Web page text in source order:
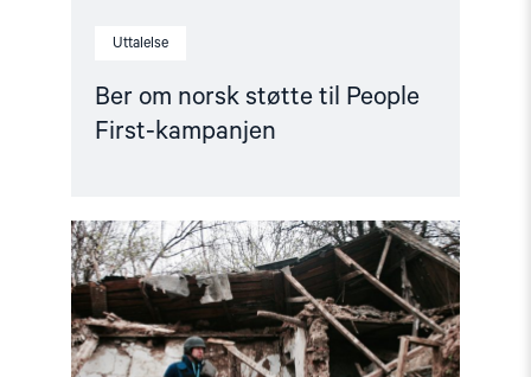
Uttalelse
Ber om norsk støtte til People
First-kampanjen
Read
article
"Dokumentasjonsarbeidet"